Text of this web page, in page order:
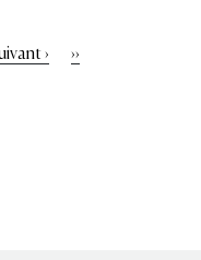
›
Dernière
››